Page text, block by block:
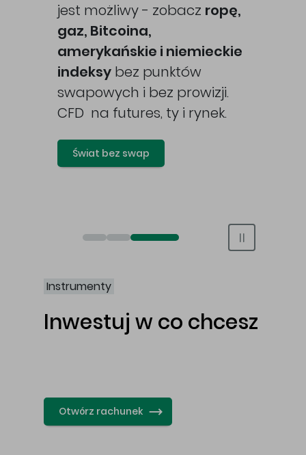
jest możliwy - zobacz ropę,
gaz, Bitcoina,
amerykańskie i niemieckie
indeksy bez punktów
swapowych i bez prowizji.
CFD na futures, ty i rynek.
Świat bez swap
Otwórz rachunek maklerski online
Otwórz konto IKE/IKZE
Świat bez swap i prowizji
Instrumenty
Inwestuj w co chcesz
Otwórz rachunek